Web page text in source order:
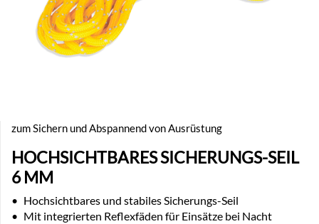
zum Sichern und Abspannend von Ausrüstung
HOCHSICHTBARES SICHERUNGS-SEIL
6 MM
• Hochsichtbares und stabiles Sicherungs-Seil
• Mit integrierten Reflexfäden für Einsätze bei Nacht